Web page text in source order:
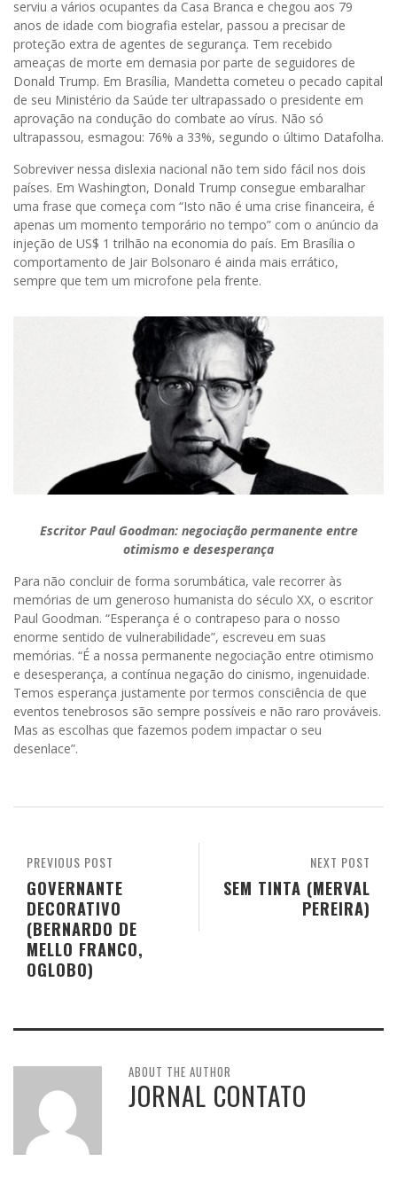
serviu a vários ocupantes da Casa Branca e chegou aos 79
anos de idade com biografia estelar, passou a precisar de
proteção extra de agentes de segurança. Tem recebido
ameaças de morte em demasia por parte de seguidores de
Donald Trump. Em Brasília, Mandetta cometeu o pecado capital
de seu Ministério da Saúde ter ultrapassado o presidente em
aprovação na condução do combate ao vírus. Não só
ultrapassou, esmagou: 76% a 33%, segundo o último Datafolha.
Sobreviver nessa dislexia nacional não tem sido fácil nos dois
países. Em Washington, Donald Trump consegue embaralhar
uma frase que começa com “Isto não é uma crise financeira, é
apenas um momento temporário no tempo” com o anúncio da
injeção de US$ 1 trilhão na economia do país. Em Brasília o
comportamento de Jair Bolsonaro é ainda mais errático,
sempre que tem um microfone pela frente.
Escritor Paul Goodman: negociação permanente entre
otimismo e desesperança
Para não concluir de forma sorumbática, vale recorrer às
memórias de um generoso humanista do século XX, o escritor
Paul Goodman. “Esperança é o contrapeso para o nosso
enorme sentido de vulnerabilidade”, escreveu em suas
memórias. “É a nossa permanente negociação entre otimismo
e desesperança, a contínua negação do cinismo, ingenuidade.
Temos esperança justamente por termos consciência de que
eventos tenebrosos são sempre possíveis e não raro prováveis.
Mas as escolhas que fazemos podem impactar o seu
desenlace”.
NEXT POST
SEM TINTA (MERVAL
PEREIRA)
PREVIOUS POST
GOVERNANTE
DECORATIVO
(BERNARDO DE
MELLO FRANCO,
OGLOBO)
ABOUT THE AUTHOR
JORNAL CONTATO